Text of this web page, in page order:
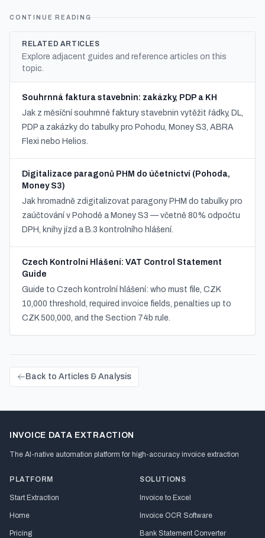
CONTINUE READING
RELATED ARTICLES
Explore adjacent guides and reference articles on this
topic.
Souhrnná faktura stavebnin: zakázky, PDP a KH
Jak z měsíční souhrnné faktury stavebnin vytěžit řádky, DL,
PDP a zakázky do tabulky pro Pohodu, Money S3, ABRA
Flexi nebo Helios.
Digitalizace paragonů PHM do účetnictví (Pohoda,
Money S3)
Jak hromadně zdigitalizovat paragony PHM do tabulky pro
zaúčtování v Pohodě a Money S3 — včetně 80% odpočtu
DPH, knihy jízd a B.3 kontrolního hlášení.
Czech Kontrolní Hlášení: VAT Control Statement
Guide
Guide to Czech kontrolní hlášení: who must file, CZK
10,000 threshold, required invoice fields, penalties up to
CZK 500,000, and the Section 74b rule.
Back to Articles & Analysis
INVOICE DATA EXTRACTION
The AI-native automation platform for high-accuracy invoice extraction
PLATFORM
Start Extraction
Home
Pricing
SOLUTIONS
Invoice to Excel
Invoice OCR Software
Bank Statement Converter